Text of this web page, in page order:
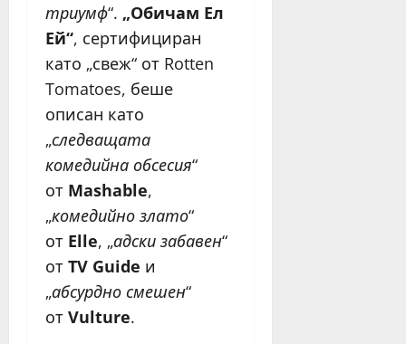
триумф“. „Обичам Ел
Ей“, сертифициран
като „свеж“ от Rotten
Tomatoes, беше
описан като
„следващата
комедийна обсесия“
от Mashable,
„комедийно злато“
от Elle, „адски забавен“
от TV Guide и
„абсурдно смешен“
от Vulture.